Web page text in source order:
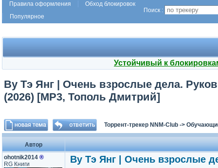
Правила оформления
Обход блокировок
Популярное
Поиск :
Устойчивый к
Ву Тэ Янг | Очень взрослые дела.
(2026) [MP3, Тополь Дмитрий]
Торрент-трекер NNM-Club ->
Автор
ohotnik2014 ®
RG Книги
Ву Тэ Янг | Очень взрослые